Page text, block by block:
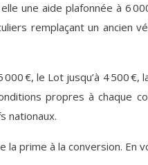
aide plafonnée à 6
remplaçant un
€, le Lot jusqu’à 4 500
propres à chaque
nationaux.
prime à la conversion. En